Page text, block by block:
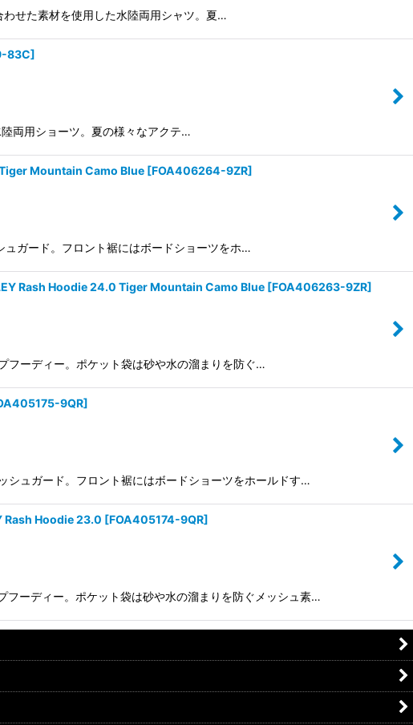
せた素材を使用した水陸両用シャツ。夏…
83C]
両用ショーツ。夏の様々なアクテ…
Tiger Mountain Camo Blue [FOA406264-9ZR]
ガード。フロント裾にはボードショーツをホ…
Rash Hoodie 24.0 Tiger Mountain Camo Blue [FOA406263-9ZR]
フーディー。ポケット袋は砂や水の溜まりを防ぐ…
9QR]
シュガード。フロント裾にはボードショーツをホールドす…
Rash Hoodie 23.0 [FOA405174-9QR]
ーディー。ポケット袋は砂や水の溜まりを防ぐメッシュ素…